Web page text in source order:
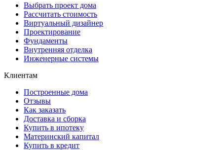
Выбрать проект дома
Рассчитать стоимость
Виртуальный дизайнер
Проектирование
Фундаменты
Внутренняя отделка
Инженерные системы
Клиентам
Построенные дома
Отзывы
Как заказать
Доставка и сборка
Купить в ипотеку
Материнский капитал
Купить в кредит